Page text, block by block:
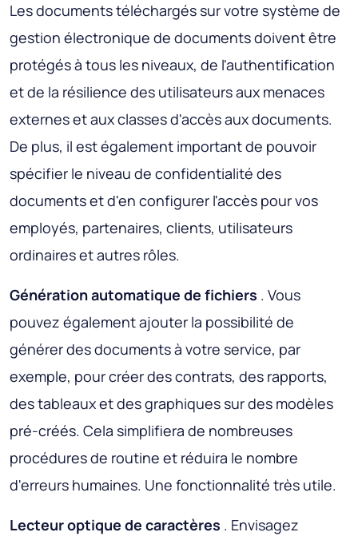
Les documents téléchargés sur votre système de
gestion électronique de documents doivent être
protégés à tous les niveaux, de l'authentification
et de la résilience des utilisateurs aux menaces
externes et aux classes d'accès aux documents.
De plus, il est également important de pouvoir
spécifier le niveau de confidentialité des
documents et d'en configurer l'accès pour vos
employés, partenaires, clients, utilisateurs
ordinaires et autres rôles.
Génération automatique de fichiers . Vous
pouvez également ajouter la possibilité de
générer des documents à votre service, par
exemple, pour créer des contrats, des rapports,
des tableaux et des graphiques sur des modèles
pré-créés. Cela simplifiera de nombreuses
procédures de routine et réduira le nombre
d'erreurs humaines. Une fonctionnalité très utile.
Lecteur optique de caractères . Envisagez